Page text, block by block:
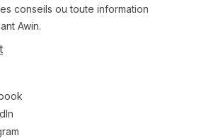
conseils ou toute information
Awin.